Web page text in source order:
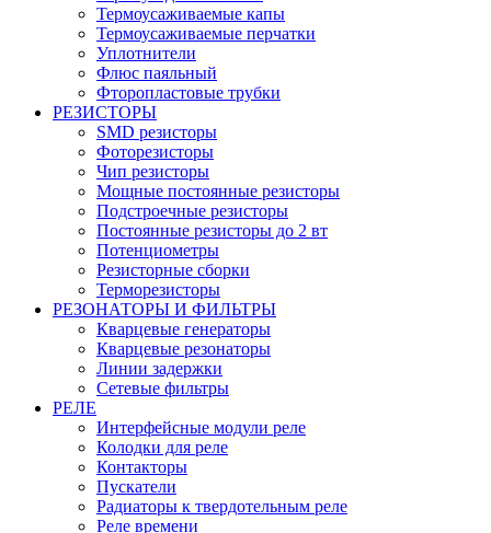
Термоусаживаемые капы
Термоусаживаемые перчатки
Уплотнители
Флюс паяльный
Фторопластовые трубки
РЕЗИСТОРЫ
SMD резисторы
Фоторезисторы
Чип резисторы
Мощные постоянные резисторы
Подстроечные резисторы
Постоянные резисторы до 2 вт
Потенциометры
Резисторные сборки
Терморезисторы
РЕЗОНАТОРЫ И ФИЛЬТРЫ
Кварцевые генераторы
Кварцевые резонаторы
Линии задержки
Сетевые фильтры
РЕЛЕ
Интерфейсные модули реле
Колодки для реле
Контакторы
Пускатели
Радиаторы к твердотельным реле
Реле времени